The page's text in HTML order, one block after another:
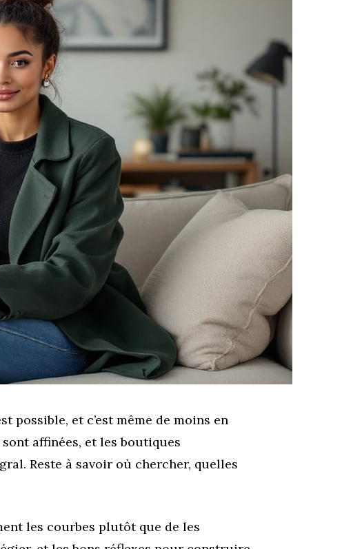
possible, et c’est même de moins en
affinées, et les boutiques
Reste à savoir où chercher, quelles
les courbes plutôt que de les